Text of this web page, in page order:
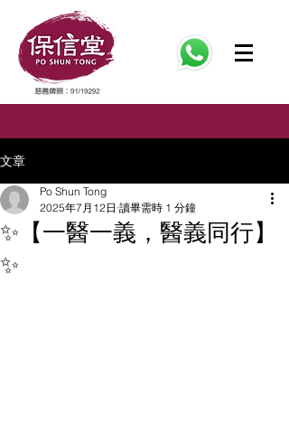
文章
✨【一醫一義，醫義同行】
✨
Po Shun Tong
2025年7月12日 讀畢需時 1 分鐘